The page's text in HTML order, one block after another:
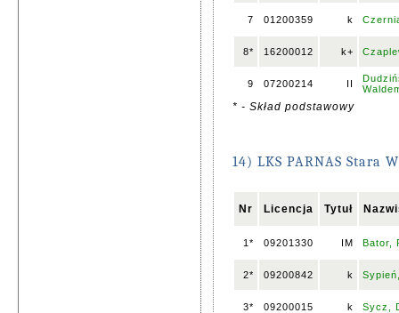
7 01200359 k
8* 16200012 k+
9 07200214 II
* - Skład podstawowy
14) LKS PARNAS Stara
Nr Licencja Tytuł
1* 09201330 IM Bator,
2* 09200842 k
3* 09200015 k Sycz,